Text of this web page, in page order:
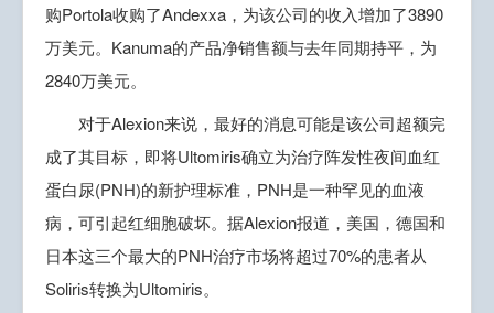
购Portola收购了Andexxa，为该公司的收入增加了3890
万美元。Kanuma的产品净销售额与去年同期持平，为
2840万美元。
对于Alexion来说，最好的消息可能是该公司超额完
成了其目标，即将Ultomiris确立为治疗阵发性夜间血红
蛋白尿(PNH)的新护理标准，PNH是一种罕见的血液
病，可引起红细胞破坏。据Alexion报道，美国，德国和
日本这三个最大的PNH治疗市场将超过70%的患者从
Soliris转换为Ultomiris。